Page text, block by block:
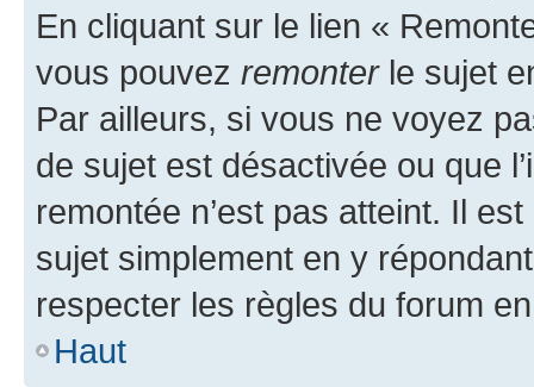
En cliquant sur le lien «
vous pouvez remonterle sujet
Par ailleurs, si vous ne voyez
de sujet est désactivée ou que
remontée n’est pas atteint. Il
sujet simplement en y
respecter les règles du forum
Haut